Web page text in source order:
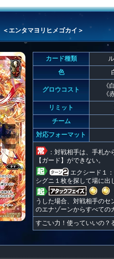
＜エンタマヨリヒメゴカイ＞
カード種類
色
グロウコスト
《
《
リミット
チーム
対応フォーマット
：対戦相手は、手札か
【ガード】ができない。
エクシード１
シグニ１枚を探して場に出
うした場合、対戦相手のセ
のエナゾーンからすべての
すごい力！使っていいの？